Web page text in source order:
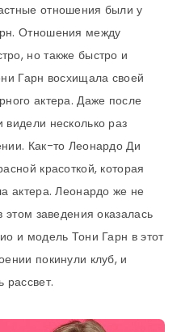
отношения были у
Отношения между
но также быстро и
Гарн восхищала своей
актера. Даже после
несколько раз
Как-то Леонардо Ди
красоткой, которая
актера. Леонардо же не
этом заведения оказалась
и модель Тони Гарн в этот
покинули клуб, и
рассвет.